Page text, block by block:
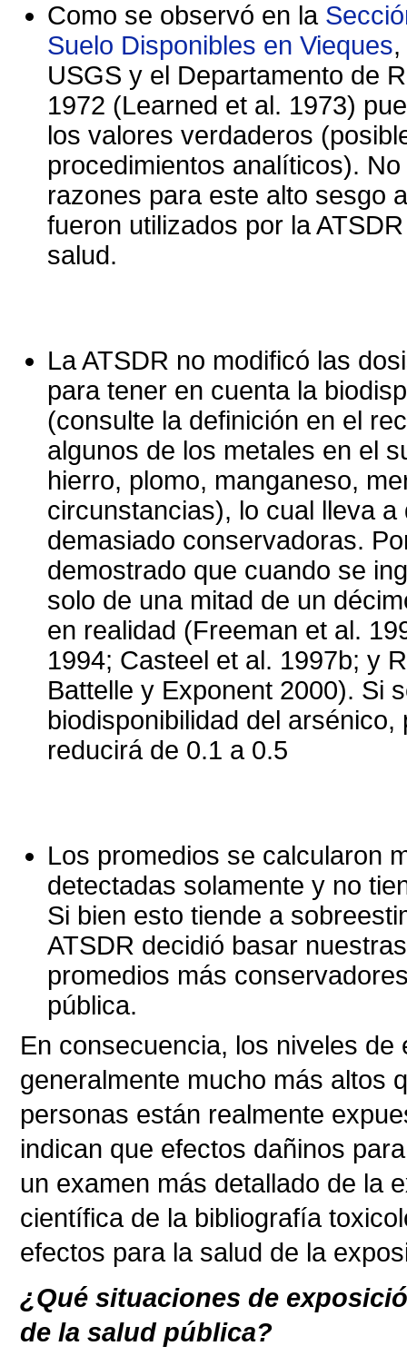
Como se observó en la
Suelo Disponibles en Vieques
USGS y el Departamento de
1972 (Learned et al. 1973)
los valores verdaderos
procedimientos analíticos).
razones para este alto sesgo
fueron utilizados por la
salud.
La ATSDR no modificó las
para tener en cuenta la
(consulte la definición en el
algunos de los metales en el
hierro, plomo, manganeso,
circunstancias), lo cual lleva
demasiado conservadoras.
demostrado que cuando se
solo de una mitad de un
en realidad (Freeman et al.
1994; Casteel et al. 1997b; y
Battelle y Exponent 2000). Si
biodisponibilidad del
reducirá de 0.1 a 0.5
Los promedios se calcularon
detectadas solamente y no
Si bien esto tiende a
ATSDR decidió basar
promedios más
pública.
En consecuencia, los niveles
generalmente mucho más altos
personas están realmente
indican que efectos dañinos
un examen más detallado de la
científica de la bibliografía
efectos para la salud de la
¿Qué situaciones de
de la salud pública?